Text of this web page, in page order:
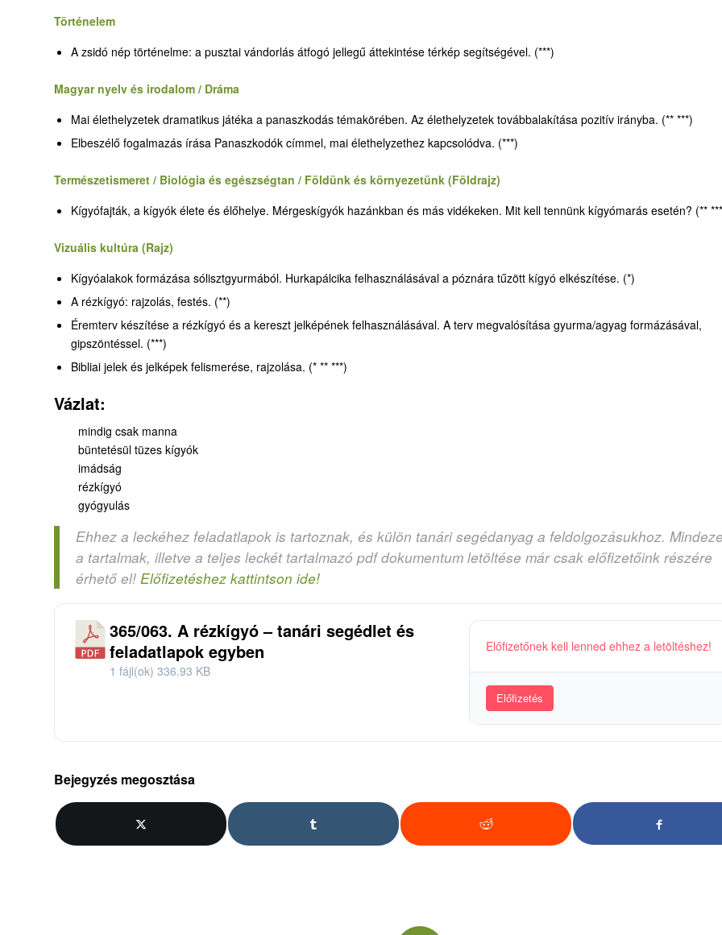
Történelem
A zsidó nép történelme: a pusztai vándorlás átfogó jellegű áttekintése térkép segítségével. (***)
Magyar nyelv és irodalom / Dráma
Mai élethelyzetek dramatikus játéka a panaszkodás témakörében. Az élethelyzetek továbbalakítása pozitív irányba. (** ***)
Elbeszélő fogalmazás írása Panaszkodók címmel, mai élethelyzethez kapcsolódva. (***)
Természetismeret / Biológia és egészségtan / Földünk és környezetünk (Földrajz)
Kígyófajták, a kígyók élete és élőhelye. Mérgeskígyók hazánkban és más vidékeken. Mit kell tennünk kígyómarás esetén? (**
Vizuális kultúra (Rajz)
Kígyóalakok formázása sólisztgyurmából. Hurkapálcika felhasználásával a póznára tűzött kígyó elkészítése. (*)
A rézkígyó: rajzolás, festés. (**)
Éremterv készítése a rézkígyó és a kereszt jelképének felhasználásával. A terv megvalósítása gyurma/agyag formázásával,
gipszöntéssel. (***)
Bibliai jelek és jelképek felismerése, rajzolása. (* ** ***)
Vázlat:
mindig csak manna
büntetésül tüzes kígyók
imádság
rézkígyó
gyógyulás
Ehhez a leckéhez feladatlapok is tartoznak, és külön tanári segédanyag a feldolgozásukhoz.
a tartalmak, illetve a teljes leckét tartalmazó pdf dokumentum letöltése már csak előfizetőink részére
érhető el! Előfizetéshez kattintson ide!
365/063. A rézkígyó – tanári segédlet és
feladatlapok egyben
1 fájl(ok) 336.93 KB
Előfizetőnek kell lenned ehhez a letöltéshez!
Előfizetés
Bejegyzés megosztása